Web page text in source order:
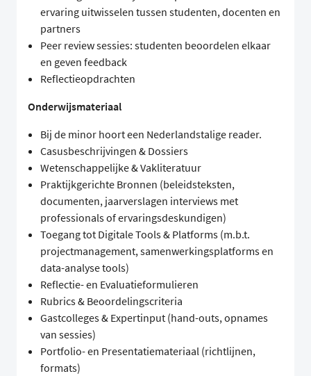
ervaring uitwisselen tussen studenten, docenten en
partners
Peer review sessies: studenten beoordelen elkaar
en geven feedback
Reflectieopdrachten
Onderwijsmateriaal
Bij de minor hoort een Nederlandstalige reader.
Casusbeschrijvingen & Dossiers
Wetenschappelijke & Vakliteratuur
Praktijkgerichte Bronnen (beleidsteksten,
documenten, jaarverslagen interviews met
professionals of ervaringsdeskundigen)
Toegang tot Digitale Tools & Platforms (m.b.t.
projectmanagement, samenwerkingsplatforms en
data-analyse tools)
Reflectie- en Evaluatieformulieren
Rubrics & Beoordelingscriteria
Gastcolleges & Expertinput (hand-outs, opnames
van sessies)
Portfolio- en Presentatiemateriaal (richtlijnen,
formats)